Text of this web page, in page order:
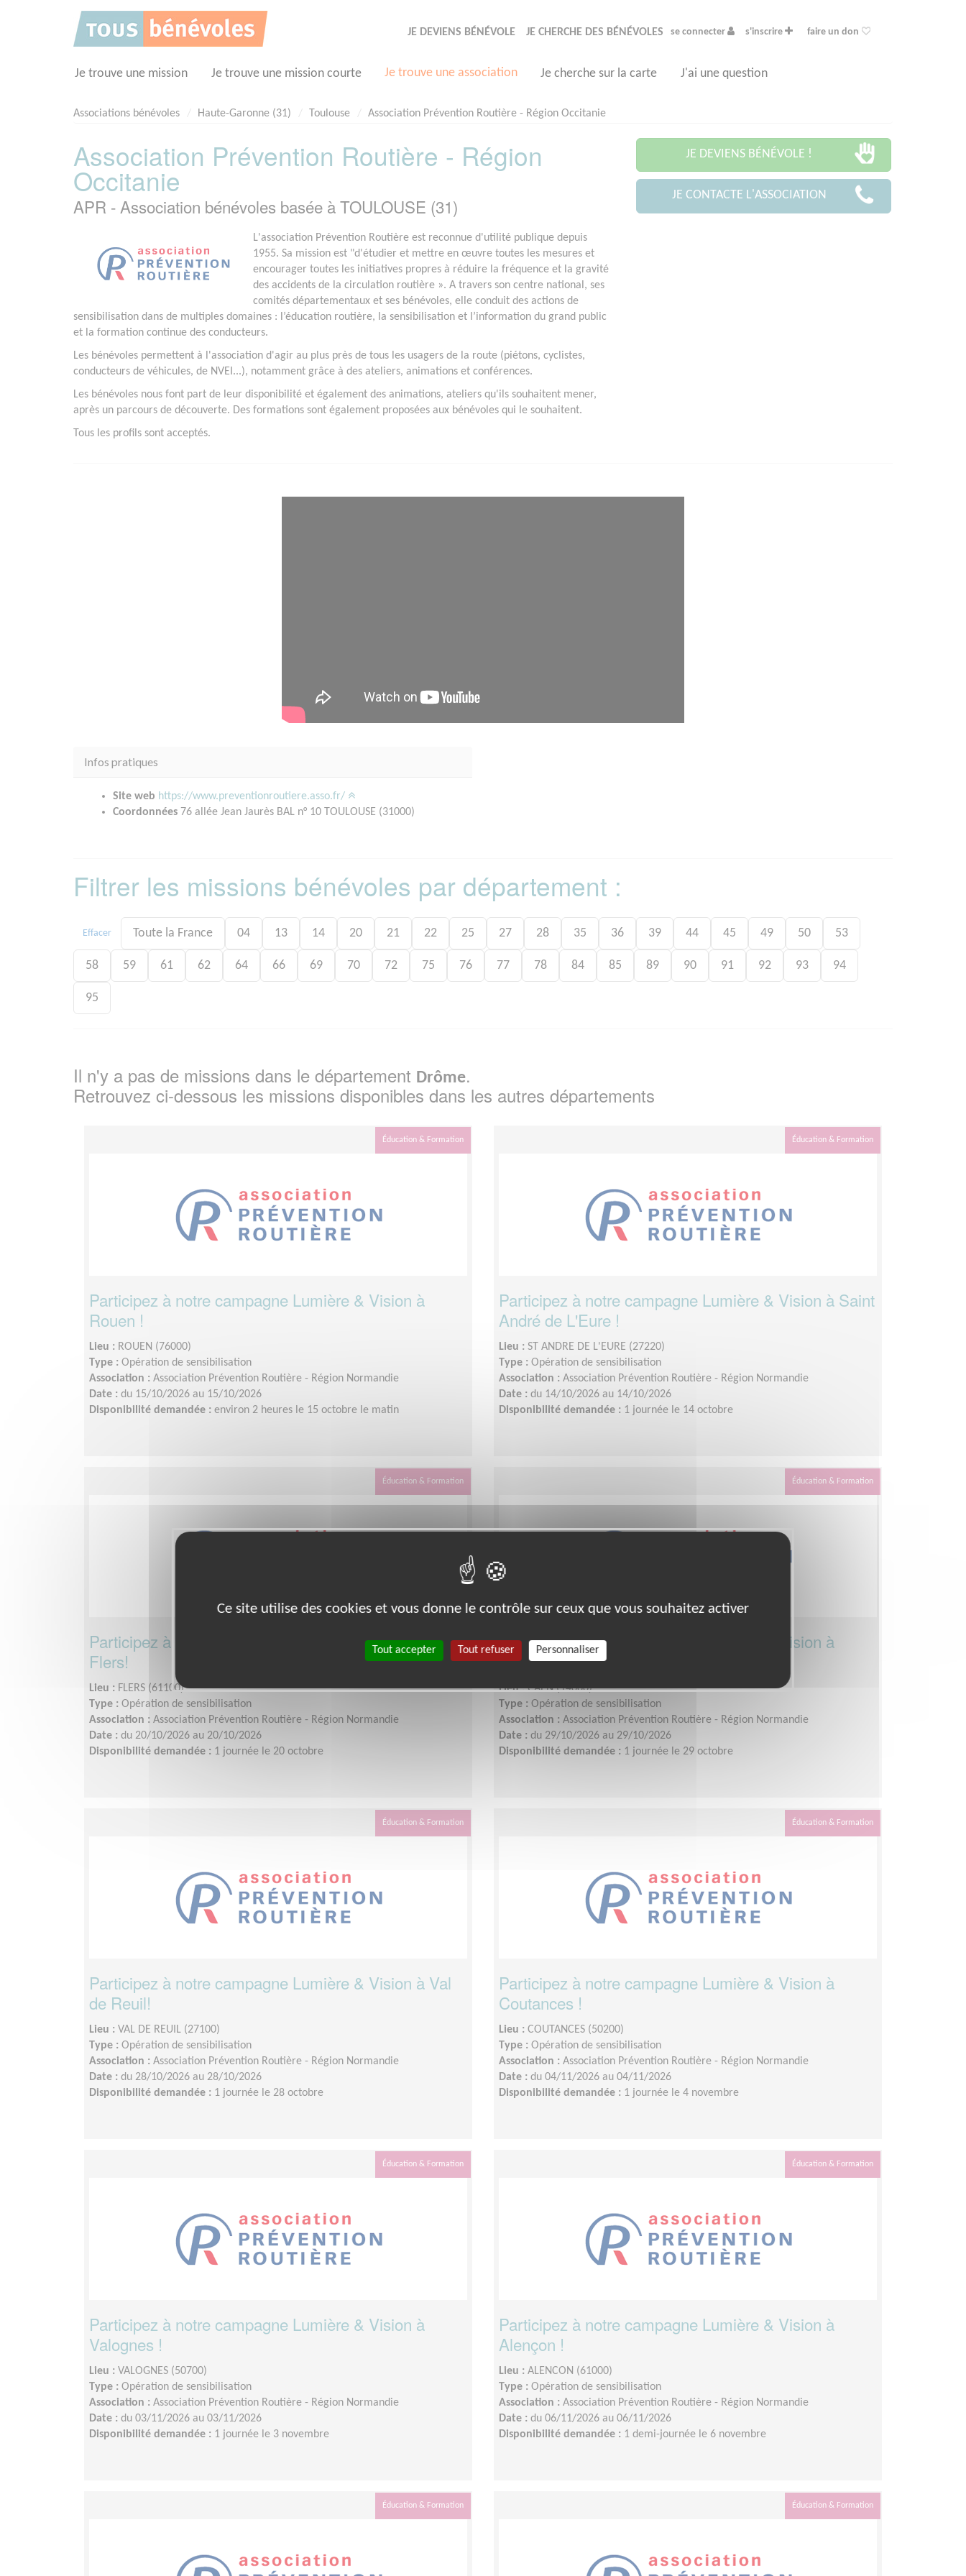
JE DEVIENS BÉNÉVOLE JE CHERCHE DES BÉNÉVOLES se connecter s'inscrire faire un don
Je trouve une mission Je trouve une mission courte Je trouve une association Je cherche sur la carte J'ai une question
Associations bénévoles Haute-Garonne (31) Toulouse Association Prévention Routière - Région Occitanie
Association Prévention Routière - Région
Occitanie
APR - Association bénévoles basée à TOULOUSE (31)
L'association Prévention Routière est reconnue d'utilité publique depuis
1955. Sa mission est "d'étudier et mettre en œuvre toutes les mesures et
encourager toutes les initiatives propres à réduire la fréquence et la gravité
des accidents de la circulation routière ». A travers son centre national, ses
comités départementaux et ses bénévoles, elle conduit des actions de
sensibilisation dans de multiples domaines : l’éducation routière, la sensibilisation et l’information du grand public
et la formation continue des conducteurs.
Les bénévoles permettent à l'association d'agir au plus près de tous les usagers de la route (piétons, cyclistes,
conducteurs de véhicules, de NVEI...), notamment grâce à des ateliers, animations et conférences.
Les bénévoles nous font part de leur disponibilité et également des animations, ateliers qu'ils souhaitent mener,
après un parcours de découverte. Des formations sont également proposées aux bénévoles qui le souhaitent.
Tous les profils sont acceptés.
JE DEVIENS BÉNÉVOLE !
JE CONTACTE L'ASSOCIATION
Infos pratiques
Site web https://www.preventionroutiere.asso.fr/
Coordonnées 76 allée Jean Jaurès BAL n° 10 TOULOUSE (31000)
Filtrer les missions bénévoles par département :
Effacer Toute la France 04 13 14 20 21 22 25 27 28 35 36 39 44 45 49 50 53
58 59 61 62 64 66 69 70 72 75 76 77 78 84 85 89 90 91 92 93 94
95
Il n'y a pas de missions dans le département Drôme.
Retrouvez ci-dessous les missions disponibles dans les autres départements
Éducation & Formation
Participez à notre campagne Lumière & Vision à
Rouen !
Lieu : ROUEN (76000)
Type : Opération de sensibilisation
Association : Association Prévention Routière - Région Normandie
Date : du 15/10/2026 au 15/10/2026
Disponibilité demandée : environ 2 heures le 15 octobre le matin
Éducation & Formation
Participez à notre campagne Lumière & Vision à Saint
André de L'Eure !
Lieu : ST ANDRE DE L'EURE (27220)
Type : Opération de sensibilisation
Association : Association Prévention Routière - Région Normandie
Date : du 14/10/2026 au 14/10/2026
Disponibilité demandée : 1 journée le 14 octobre
Éducation & Formation
Participez à notre campagne Lumière & Vision à
Flers!
Lieu : FLERS (61100)
Type : Opération de sensibilisation
Association : Association Prévention Routière - Région Normandie
Date : du 20/10/2026 au 20/10/2026
Disponibilité demandée : 1 journée le 20 octobre
Éducation & Formation
Participez à notre campagne Lumière & Vision à
Caen!
Lieu :CAEN (14000)
Type : Opération de sensibilisation
Association : Association Prévention Routière - Région Normandie
Date : du 29/10/2026 au 29/10/2026
Disponibilité demandée : 1 journée le 29 octobre
Éducation & Formation
Participez à notre campagne Lumière & Vision à Val
de Reuil!
Lieu : VAL DE REUIL (27100)
Type : Opération de sensibilisation
Association : Association Prévention Routière - Région Normandie
Date : du 28/10/2026 au 28/10/2026
Disponibilité demandée : 1 journée le 28 octobre
Éducation & Formation
Participez à notre campagne Lumière & Vision à
Coutances !
Lieu : COUTANCES (50200)
Type : Opération de sensibilisation
Association : Association Prévention Routière - Région Normandie
Date : du 04/11/2026 au 04/11/2026
Disponibilité demandée : 1 journée le 4 novembre
Éducation & Formation
Participez à notre campagne Lumière & Vision à
Valognes !
Lieu : VALOGNES (50700)
Type : Opération de sensibilisation
Association : Association Prévention Routière - Région Normandie
Date : du 03/11/2026 au 03/11/2026
Disponibilité demandée : 1 journée le 3 novembre
Éducation & Formation
Participez à notre campagne Lumière & Vision à
Alençon !
Lieu : ALENCON (61000)
Type : Opération de sensibilisation
Association : Association Prévention Routière - Région Normandie
Date : du 06/11/2026 au 06/11/2026
Disponibilité demandée : 1 demi-journée le 6 novembre
Éducation & Formation Éducation & Formation
Ce site utilise des cookies et vous donne le contrôle sur ceux que vous souhaitez activer
Tout accepter Tout refuser Personnaliser